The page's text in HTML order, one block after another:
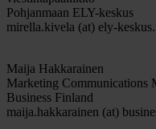
Pohjanmaan ELY-keskus
mirella.kivela (at) ely-
Maija Hakkarainen
Marketing Communications
Business Finland
maija.hakkarainen (at)